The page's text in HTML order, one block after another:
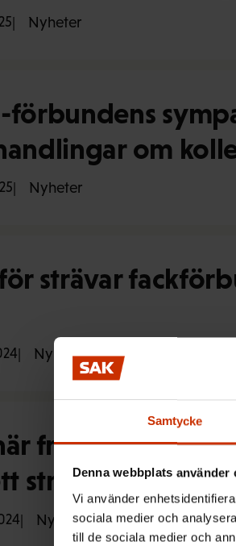
Samtycke
Denna webbplats använder
Vi använder
sociala medier och
till de sociala medier och
Nyheter
förbundens
om
Nyheter
strävar
Nyheter
framskrider
stridsåtgärder
Nyheter